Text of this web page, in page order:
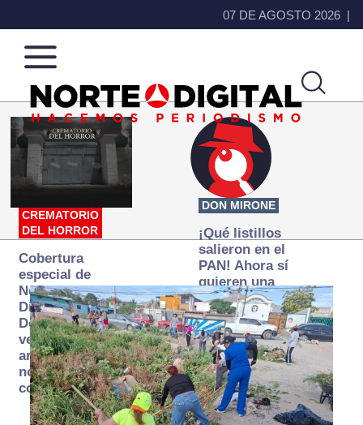
07 DE AGOSTO 2026
Norte
de
Ciudad
Más
que
noticias,
hacemos periodismo
CREMATORIO
DEL HORROR
Cobertura
especial de
Norte
Digital:
Donde la
verdad
arde… pero
no se
consume
DON MIRONE
¡Qué listillos
salieron en el
PAN! Ahora sí
quieren una
Fiscalía
autónoma… y
transexenal